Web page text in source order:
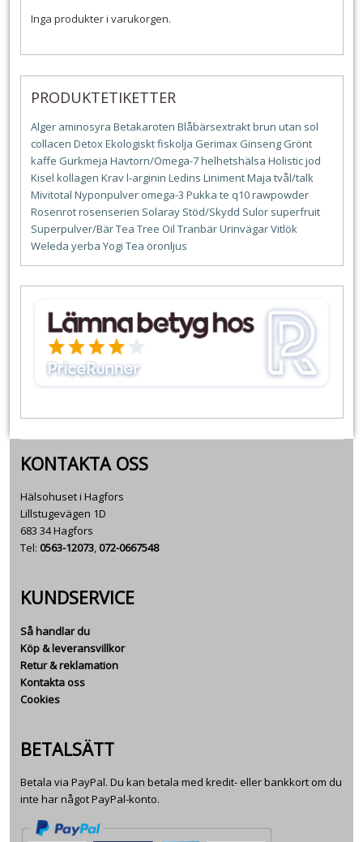
Inga produkter i varukorgen.
PRODUKTETIKETTER
Alger aminosyra Betakaroten Blåbärsextraktbrun utan sol
collacen DetoxEkologisktfiskolja Gerimax Ginseng Grönt
kaffe Gurkmeja Havtorn/Omega-7helhetshälsa Holisticjod
Kisel kollagen Kravl-arginin Ledins LinimentMaja tvål/talk
Mivitotal Nyponpulver omega-3 Pukka te q10rawpowder
Rosenrotrosenserien Solaray Stöd/Skydd Sulor superfruit
Superpulver/BärTea Tree Oil TranbärUrinvägarVitlök
Weleda yerba Yogi Tea öronljus
KONTAKTA OSS
Hälsohuset i Hagfors
Lillstugevägen 1D
683 34 Hagfors
Tel: 0563-12073,072-0667548
KUNDSERVICE
Så handlar du
Köp & leveransvillkor
Retur & reklamation
Kontakta oss
Cookies
BETALSÄTT
Betala via PayPal. Du kan betala med kredit- eller bankkort om du
inte har något PayPal-konto.